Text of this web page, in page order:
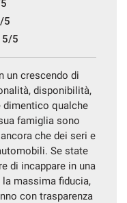
5
5/5
un crescendo di
disponibilità,
dimentico qualche
famiglia sono
che dei seri e
Se state
di incappare in una
massima fiducia,
con trasparenza